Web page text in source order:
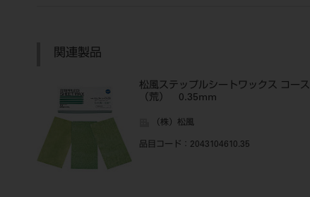
関連製品
松風ステップルシートワックス コース
（荒） 0.35mm
（株）松風
品目コード ：2043104610.35